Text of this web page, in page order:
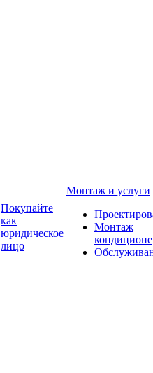
Покупайте
как
юридическое
лицо
Монтаж и услуги
Монтаж